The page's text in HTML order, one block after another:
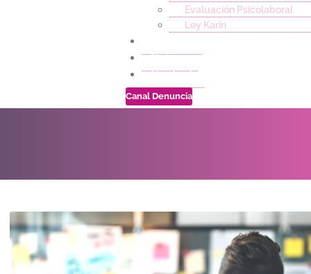
Evaluación Psicolaboral
Ley Karin
Noticias
Contacto
Canal Denuncia